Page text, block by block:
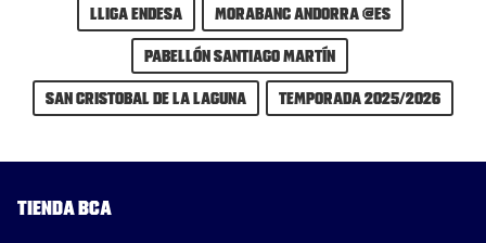
Lliga Endesa
MoraBanc Andorra @es
Pabellón Santiago Martín
San Cristobal de la Laguna
Temporada 2025/2026
Tienda BCA